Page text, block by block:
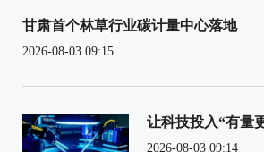
甘肃首个林草行业碳计量中心落地
2026-08-03 09:15
让科技投入“有量
2026-08-03 09:14